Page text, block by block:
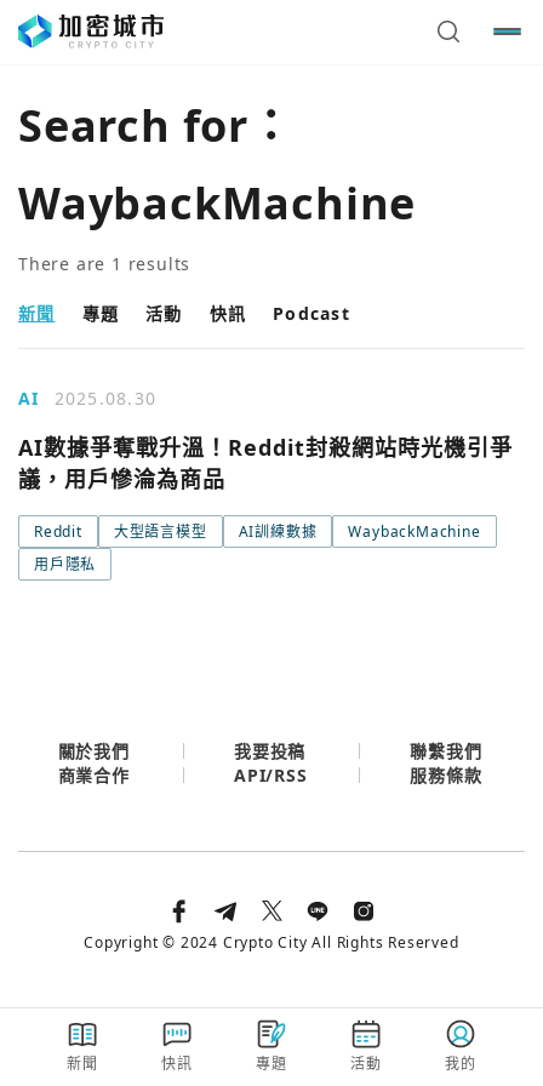
Search for：
WaybackMachine
There are 1 results
新聞 專題 活動 快訊 Podcast
AI 2025.08.30
AI數據爭奪戰升溫！Reddit封殺網站時光機引爭
議，用戶慘淪為商品
Reddit 大型語言模型 AI訓練數據
WaybackMachine
用戶隱私
今日熱門
使用以下帳號繼續
Google
繼續表示您已同意 服務條款與隱私政策
您已閒置5分鐘，請點擊關閉按鈕或空白處，即可回到加密
城市
今日熱門
新聞 快訊 專題 活動 我的
關於我們 我要投稿
聯繫我們
商業合作
API/RSS 服務條款
Copyright © 2024 Crypto City All Rights Reserved